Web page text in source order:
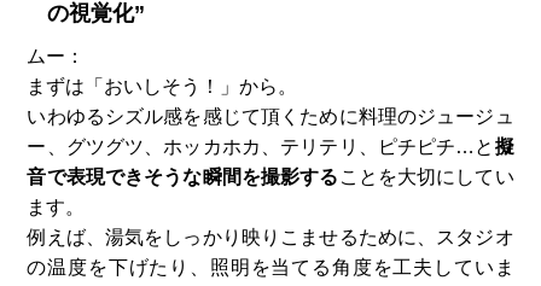
の視覚化”
ムー：
まずは「おいしそう！」から。
いわゆるシズル感を感じて頂くために料理のジュージュ
ー、グツグツ、ホッカホカ、テリテリ、ピチピチ…と 擬
音で表現できそうな瞬間を撮影する ことを大切にしてい
ます。
例えば、湯気をしっかり映りこませるために、スタジオ
の温度を下げたり、照明を当てる角度を工夫していま